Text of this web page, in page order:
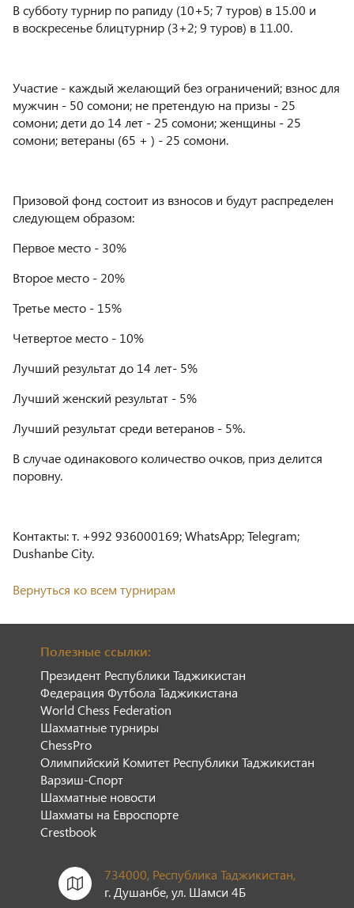
В субботу турнир по рапиду (10+5; 7 туров) в 15.00 и
в воскресенье блицтурнир (3+2; 9 туров) в 11.00.
Участие - каждый желающий без ограничений; взнос для
мужчин - 50 сомони; не претендую на призы - 25
сомони; дети до 14 лет - 25 сомони; женщины - 25
сомони; ветераны (65 + ) - 25 сомони.
Призовой фонд состоит из взносов и будут распределен
следующем образом:
Первое место - 30%
Второе место - 20%
Третье место - 15%
Четвертое место - 10%
Лучший результат до 14 лет- 5%
Лучший женский результат - 5%
Лучший результат среди ветеранов - 5%.
В случае одинакового количество очков, приз делится
поровну.
Контакты: т. +992 936000169; WhatsApp; Telegram;
Dushanbe City.
Вернуться ко всем турнирам
Полезные ссылки:
Президент Республики Таджикистан
Федерация Футбола Таджикистана
World Chess Federation
Шахматные турниры
ChessPro
Олимпийский Комитет Республики Таджикистан
Варзиш-Спорт
Шахматные новости
Шахматы на Евроспорте
Сrestbook
734000, Республика Таджикистан,
г. Душанбе, ул. Шамси 4Б